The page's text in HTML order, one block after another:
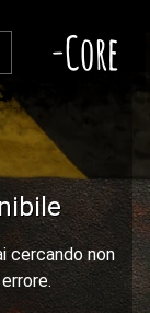
-Core
cercando non